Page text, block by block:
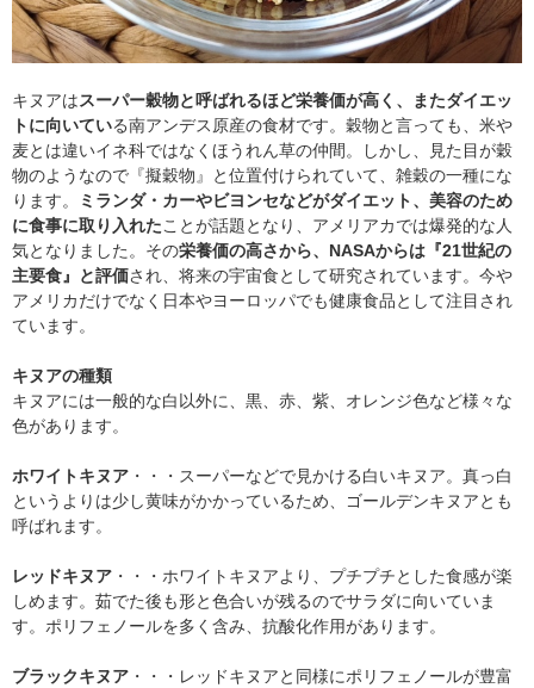
キヌアはスーパー穀物と呼ばれるほど栄養価が高く、またダイエッ
トに向いている南アンデス原産の食材です。穀物と言っても、米や
麦とは違いイネ科ではなくほうれん草の仲間。しかし、見た目が穀
物のようなので『擬穀物』と位置付けられていて、雑穀の一種にな
ります。
ミランダ・カーやビヨンセなどがダイエット、美容のため
に食事に取り入れたことが話題となり、アメリアカでは爆発的な人
気となりました。その栄養価の高さから、NASAからは『21世紀の
主要食』と評価され、将来の宇宙食として研究されています。今や
アメリカだけでなく日本やヨーロッパでも健康食品として注目され
ています。
キヌアの種類
キヌアには一般的な白以外に、黒、赤、紫、オレンジ色など様々な
色があります。
ホワイトキヌア ・・・スーパーなどで見かける白いキヌア。真っ白
というよりは少し黄味がかかっているため、ゴールデンキヌアとも
呼ばれます。
レッドキヌア ・・・ホワイトキヌアより、プチプチとした食感が楽
しめます。茹でた後も形と色合いが残るのでサラダに向いていま
す。ポリフェノールを多く含み、抗酸化作用があります。
ブラックキヌア ・・・レッドキヌアと同様にポリフェノールが豊富